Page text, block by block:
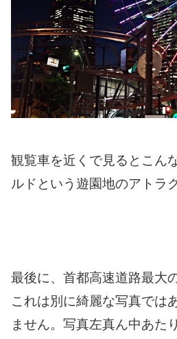
観覧車を近くで見るとこん
ルドという遊園地のアトラ
最後に、首都高速道路最大
これは別に綺麗な写真では
ません。写真左真ん中あた